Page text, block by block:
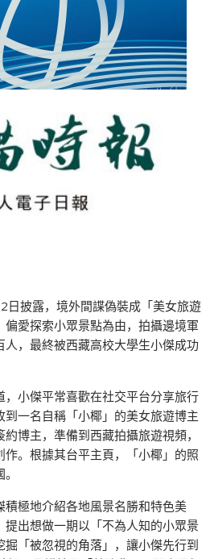
日披露，境外間諜偽裝成「美女旅遊
愛探索小眾景點為由，拍攝邊境軍
，最終被西藏高校大學生小傑成功
，小傑平常喜歡在社交平台分享旅行
一名自稱「小椰」的美女旅遊博主
博主，準備到西藏拍攝旅遊視頻，
。根據其台平主頁，「小椰」的照
極地介紹各地風景名勝和特色美
出想做一期以「不為人知的小眾景
「被忽視的角落」，讓小傑先行到